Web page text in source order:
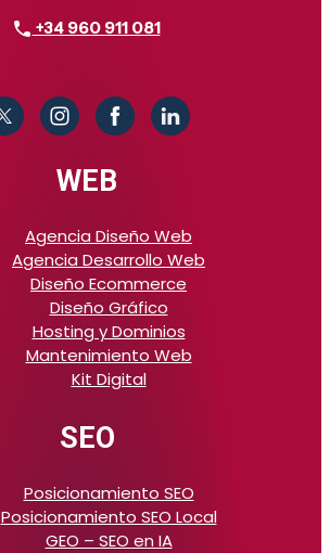
+34 960 911 081
WEB
Agencia Diseño Web
Agencia Desarrollo Web
Diseño Ecommerce
Diseño Gráfico
Hosting y Dominios
Mantenimiento Web
Kit Digital
SEO
Posicionamiento SEO
Posicionamiento SEO Local
GEO – SEO en IA